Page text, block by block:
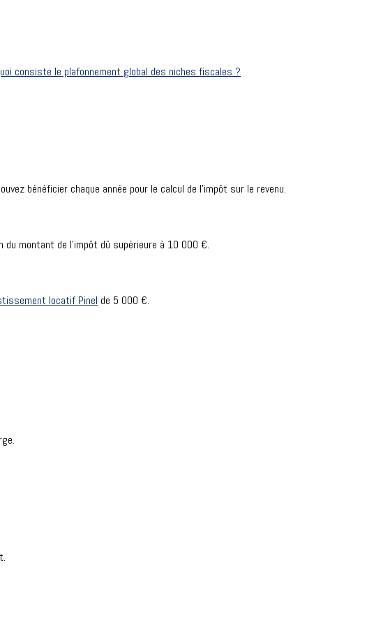
consiste le plafonnement global des niches fiscales ?
bénéficier chaque année pour le calcul de l'impôt sur le revenu.
montant de l'impôt dû supérieure à 10 000 €.
locatif Pinel de 5 000 €.